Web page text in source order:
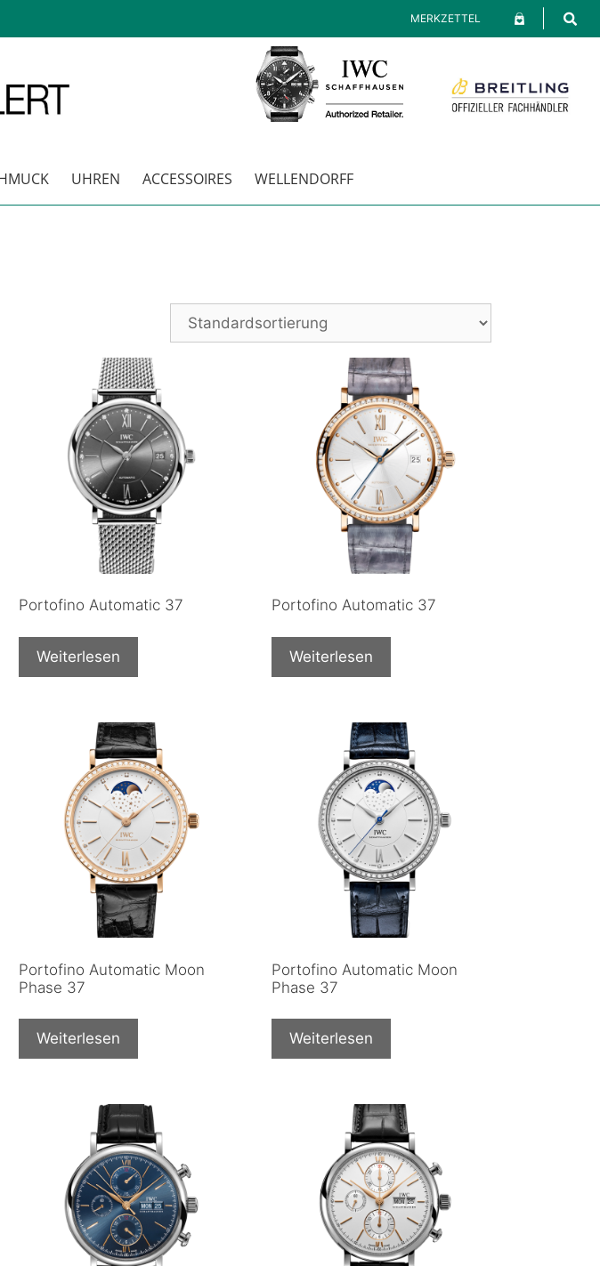
MERKZETTEL
UHREN ACCESSOIRES WELLENDORFF
Portofino Automatic 37
Weiterlesen
Portofino Automatic 37
Weiterlesen
Portofino Automatic Moon
Phase 37
Weiterlesen
Portofino Automatic Moon
Phase 37
Weiterlesen